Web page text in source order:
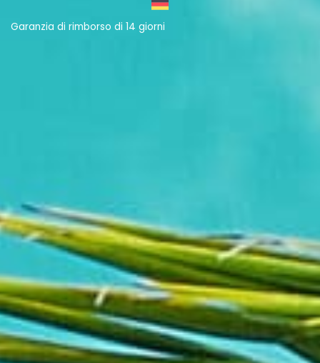
Garanzia di rimborso di 14 giorni